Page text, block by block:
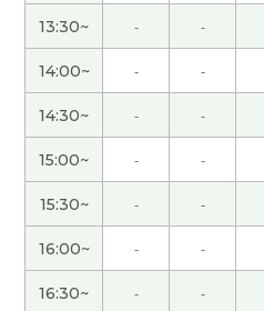
今日もレッスンをしてい
ました。先生とのレッスン
勉強を毎日していました
わからないことがたくさん
質問しようと思います。ま
いします。( 40代 女性 )
好久不见，谢谢上课。我觉
吃。生活环境也不错，交
旅游！下次见。
( 40代 男
13:30~ - -
14:00~ - -
14:30~ - -
15:00~ - -
15:30~ - -
16:00~ - -
16:30~ - -